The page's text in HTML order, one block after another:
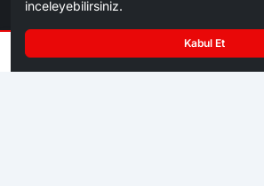
Safranbolu
Kastamonu
Bolu
Ekonomi
Gündem